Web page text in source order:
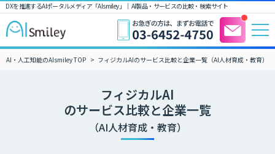
DXを推進するAIポータルメディア「AIsmiley」｜ AI製品・サービスの比較・検索サイト
AI・人工知能のAIsmiley TOP フィジカルAIのサービス比較と企業一覧（AI人材育成・教育）
フィジカルAI
のサービス比較と企業一覧
（AI人材育成・教育）